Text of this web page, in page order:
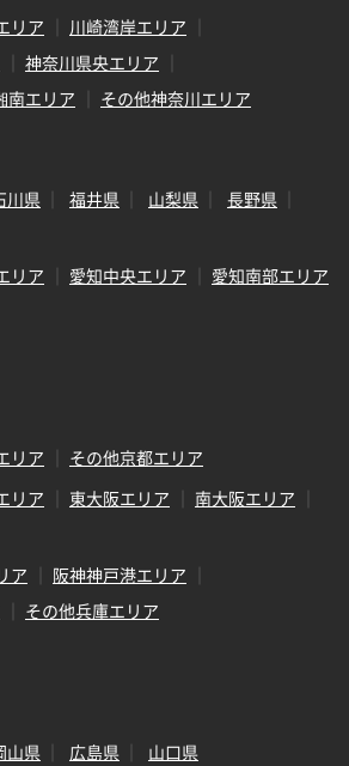
リア
川崎湾岸エリア
神奈川県央エリア
南エリア その他神奈川エリア
川県 福井県 山梨県
長野県
リア 愛知中央エリア
愛知南部エリア
リア
その他京都エリア
リア 東大阪エリア
南大阪エリア
ア
阪神神戸港エリア
その他兵庫エリア
山県 広島県 山口県